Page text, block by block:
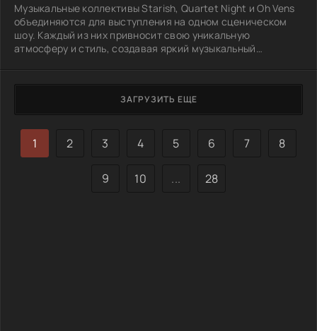
Музыкальные коллективы Starish, Quartet Night и Oh Vens
объединяются для выступления на одном сценическом
шоу. Каждый из них привносит свою уникальную
атмосферу и стиль, создавая яркий музыкальный
погружают зрителей в мир музыки и эмоций. Концерт
становится настоящим праздником, где сочетаются не
только таланты исполнителей, но и взаимодействие
между ними. Мнения фанатов расходятся, когда
ЗАГРУЗИТЬ ЕЩЕ
1 2 3 4 5 6 7 8
9 10 ... 28